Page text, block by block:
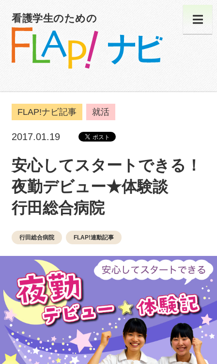
看護学生のための
FLAP!ナビ記事 就活
2017.01.19
安心してスタートできる！
夜勤デビュー★体験談
行田総合病院
行田総合病院 FLAP!連動記事